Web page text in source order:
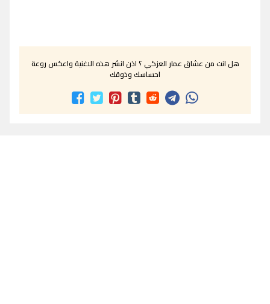
هل انت من عشاق عمار العزكي ؟ اذن انشر هذه الاغنية واعكس روعة
احساسك وذوقك